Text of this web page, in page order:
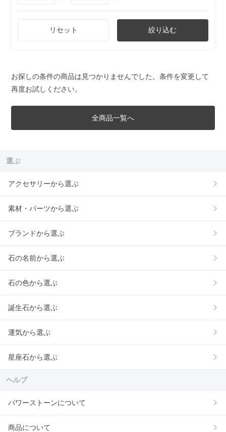
リセット 絞り込む
お探しの条件の商品は見つかりませんでした。条件を変更して
再度お試しください。
全商品一覧へ
選ぶ
アクセサリーから選ぶ
素材・パーツから選ぶ
ブランドから選ぶ
石の名前から選ぶ
石の色から選ぶ
誕生石から選ぶ
運気から選ぶ
星座石から選ぶ
ヘルプ
パワーストーンについて
商品について